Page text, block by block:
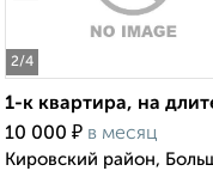
2/4
1-к квартира, на
10 000 ₽ в месяц
Кировский район,